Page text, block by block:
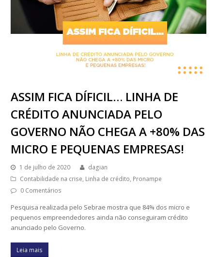
ASSIM FICA DÍFICIL… LINHA DE
CRÉDITO ANUNCIADA PELO
GOVERNO NÃO CHEGA A +80% DAS
MICRO E PEQUENAS EMPRESAS!
1 de julho de 2020
dagian
Contabilidade na crise, Linha de crédito, Pronampe
0 Comentários
Pesquisa realizada pelo Sebrae mostra que 84% dos micro e
pequenos empreendedores ainda não conseguiram crédito
anunciado pelo Governo.
Leia mais